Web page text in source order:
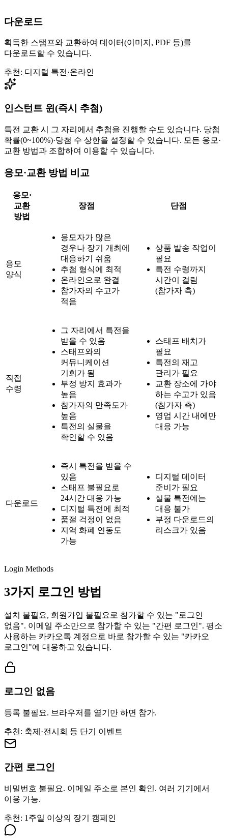
다운로드
획득한 스탬프와 교환하여 데이터(이미지, PDF 등)를
다운로드할 수 있습니다.
추천: 디지털 특전·온라인
인스턴트 윈(즉시 추첨)
특전 교환 시 그 자리에서 추첨을 진행할 수도 있습니다. 당첨
확률(0~100%)·당첨 수 상한을 설정할 수 있습니다. 모든 응모·
교환 방법과 조합하여 이용할 수 있습니다.
응모·교환 방법 비교
응모·
교환
방법
장점 단점
응모
양식
응모자가 많은
경우나 장기 개최에
대응하기 쉬움
추첨 형식에 최적
온라인으로 완결
참가자의 수고가
적음
상품 발송 작업이
필요
특전 수령까지
시간이 걸림
(참가자 측)
직접
수령
그 자리에서 특전을
받을 수 있음
스태프와의
커뮤니케이션
기회가 됨
부정 방지 효과가
높음
참가자의 만족도가
높음
특전의 실물을
확인할 수 있음
스태프 배치가
필요
특전의 재고
관리가 필요
교환 장소에 가야
하는 수고가 있음
(참가자 측)
영업 시간 내에만
대응 가능
다운로드
즉시 특전을 받을 수
있음
스태프 불필요로
24시간 대응 가능
디지털 특전에 최적
품절 걱정이 없음
지역 화폐 연동도
가능
디지털 데이터
준비가 필요
실물 특전에는
대응 불가
부정 다운로드의
리스크가 있음
Login Methods
3가지 로그인 방법
설치 불필요, 회원가입 불필요로 참가할 수 있는 "로그인
없음". 이메일 주소만으로 참가할 수 있는 "간편 로그인". 평소
사용하는 카카오톡 계정으로 바로 참가할 수 있는 "카카오
로그인"에 대응하고 있습니다.
로그인 없음
등록 불필요. 브라우저를 열기만 하면 참가.
추천: 축제·전시회 등 단기 이벤트
간편 로그인
비밀번호 불필요. 이메일 주소로 본인 확인. 여러 기기에서
이용 가능.
추천: 1주일 이상의 장기 캠페인